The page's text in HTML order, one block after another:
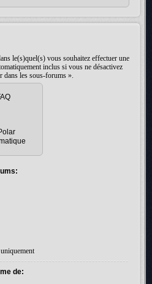
le(s)quel(s) vous souhaitez effectuer une
inclus si vous ne désactivez
dans les sous-forums ».
de: